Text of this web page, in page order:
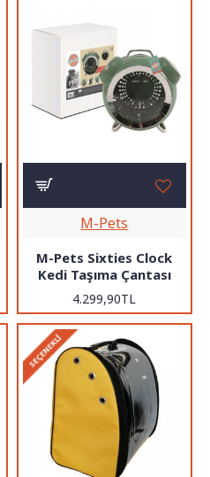
M-Pets
M-Pets Sixties Clock
Kedi Taşıma Çantası
4.299,90TL
SEÇENEKLI